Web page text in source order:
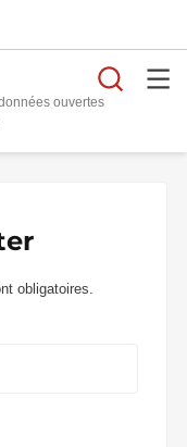
ouvertes
obligatoires.